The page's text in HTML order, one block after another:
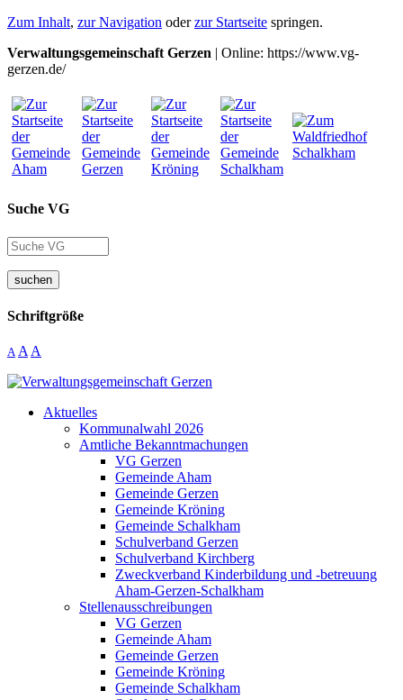
Zum Inhalt, zur Navigation oderzur Startseite springen.
Verwaltungsgemeinschaft Gerzen | Online: https://www.vg-
gerzen.de/
Suche VG
suchen
Schriftgröße
A A A
Aktuelles
Kommunalwahl 2026
Amtliche Bekanntmachungen
VG Gerzen
Gemeinde Aham
Gemeinde Gerzen
Gemeinde Kröning
Gemeinde Schalkham
Schulverband Gerzen
Schulverband Kirchberg
Zweckverband Kinderbildung und -betreuung
Aham-Gerzen-Schalkham
Stellenausschreibungen
VG Gerzen
Gemeinde Aham
Gemeinde Gerzen
Gemeinde Kröning
Gemeinde Schalkham